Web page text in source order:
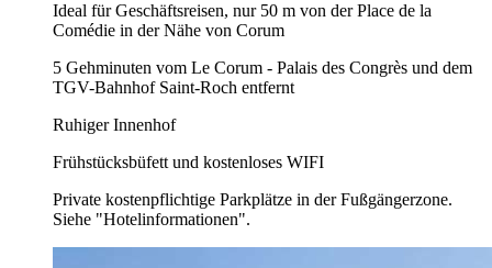
Ideal für Geschäftsreisen, nur 50 m von der Place de la
Comédie in der Nähe von Corum
5 Gehminuten vom Le Corum - Palais des Congrès und dem
TGV-Bahnhof Saint-Roch entfernt
Ruhiger Innenhof
Frühstücksbüfett und kostenloses WIFI
Private kostenpflichtige Parkplätze in der Fußgängerzone.
Siehe "Hotelinformationen".